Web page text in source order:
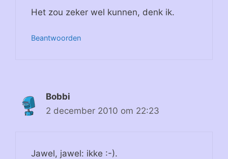
Het zou zeker wel kunnen, denk ik.
Beantwoorden
Bobbi
2 december 2010 om 22:23
Jawel, jawel: ikke :-).